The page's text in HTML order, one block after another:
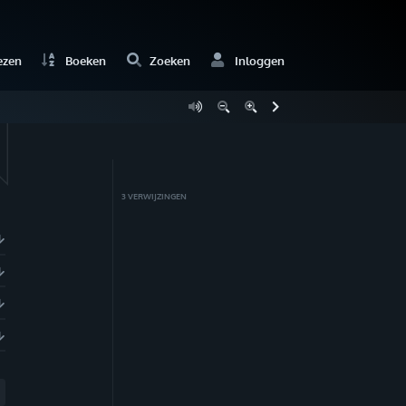
Boeken Zoeken Inloggen
3VERWIJZINGEN